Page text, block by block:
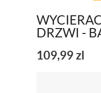
DRZWI -
109,99zl